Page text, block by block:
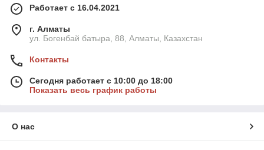
Работает с 16.04.2021
г. Алматы
ул. Богенбай батыра, 88, Алматы, Казахстан
Контакты
Сегодня работает с 10:00 до 18:00
Показать весь график работы
О нас